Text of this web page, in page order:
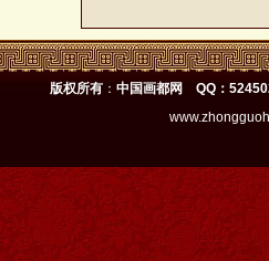
版权所有 ： 中国画都网 QQ：